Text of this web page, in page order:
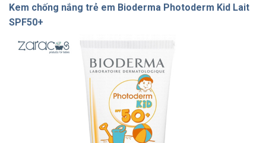
Kem chống nắng trẻ em Bioderma Photoderm Kid Lait
SPF50+